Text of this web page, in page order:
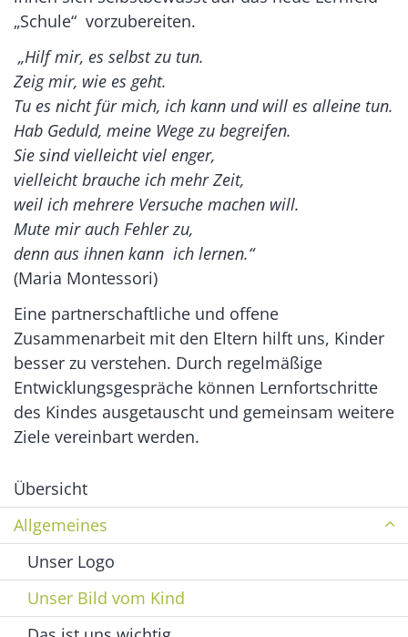
„Schule“ vorzubereiten.
„Hilf mir, es selbst zu tun.
Zeig mir, wie es geht.
Tu es nicht für mich, ich kann und will es alleine tun.
Hab Geduld, meine Wege zu begreifen.
Sie sind vielleicht viel enger,
vielleicht brauche ich mehr Zeit,
weil ich mehrere Versuche machen will.
Mute mir auch Fehler zu,
denn aus ihnen kann ich lernen.“
(Maria Montessori)
Eine partnerschaftliche und offene
Zusammenarbeit mit den Eltern hilft uns, Kinder
besser zu verstehen. Durch regelmäßige
Entwicklungsgespräche können Lernfortschritte
des Kindes ausgetauscht und gemeinsam weitere
Ziele vereinbart werden.
Übersicht
Allgemeines
Unser Logo
Unser Bild vom Kind